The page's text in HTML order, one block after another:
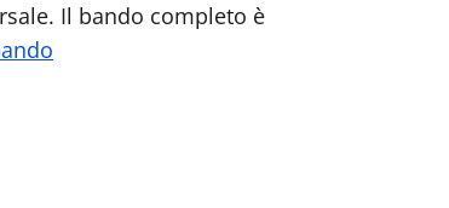
Il bando completo è